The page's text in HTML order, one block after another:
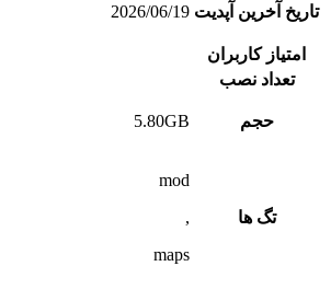
تاریخ آخرین آپدیت 2026/06/19
امتیاز کاربران
تعداد نصب
حجم 5.80GB
تگ ها
mod
,
maps